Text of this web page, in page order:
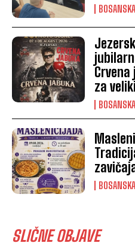
Crvena
za
SLIČNE OBJAVE